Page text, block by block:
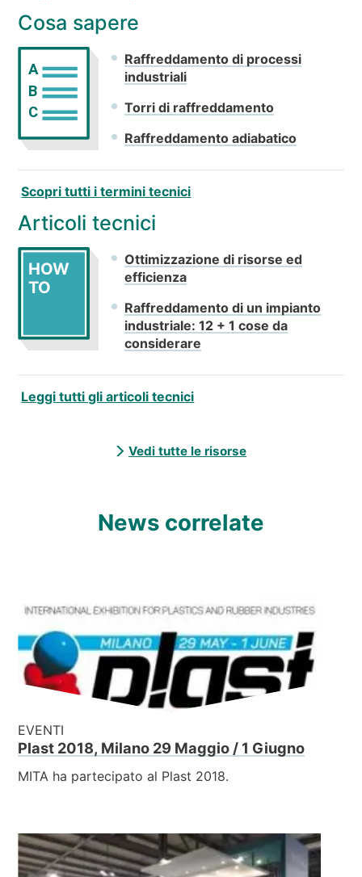
Cosa sapere
A
B
C
Raffreddamento di processi
industriali
Torri di raffreddamento
Raffreddamento adiabatico
Scopri tutti i termini tecnici
Articoli tecnici
HOW
TO
Ottimizzazione di risorse ed
efficienza
Raffreddamento di un impianto
industriale: 12 + 1 cose da
considerare
Leggi tutti gli articoli tecnici
Vedi tutte le risorse
News correlate
EVENTI
Plast 2018, Milano 29 Maggio / 1 Giugno
MITA ha partecipato al Plast 2018.